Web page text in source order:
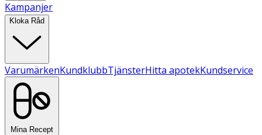
Kampanjer
Kloka Råd
VarumärkenKundklubbTjänsterHitta apotekKundservice
Mina Recept